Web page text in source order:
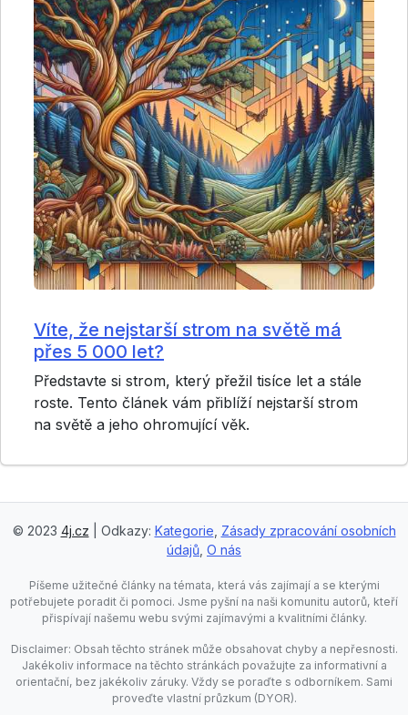
Víte, že nejstarší strom na světě má
přes 5 000 let?
Představte si strom, který přežil tisíce let a stále
roste. Tento článek vám přiblíží nejstarší strom
na světě a jeho ohromující věk.
© 2023 4j.cz | Odkazy: Kategorie, Zásady zpracování osobních
údajů, O nás
Píšeme užitečné články na témata, která vás zajímají a se kterými
potřebujete poradit či pomoci. Jsme pyšní na naši komunitu autorů, kteří
přispívají našemu webu svými zajímavými a kvalitními články.
Disclaimer: Obsah těchto stránek může obsahovat chyby a nepřesnosti.
Jakékoliv informace na těchto stránkách považujte za informativní a
orientační, bez jakékoliv záruky. Vždy se poraďte s odborníkem. Sami
proveďte vlastní průzkum (DYOR).